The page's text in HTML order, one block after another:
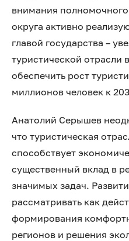
внимания
округа активно
главой государства –
туристической отрасли
обеспечить рост
миллионов человек к
Анатолий Серышев
что туристическая
способствует
существенный вклад в
значимых задач.
рассматривать как
формирования
регионов и решения